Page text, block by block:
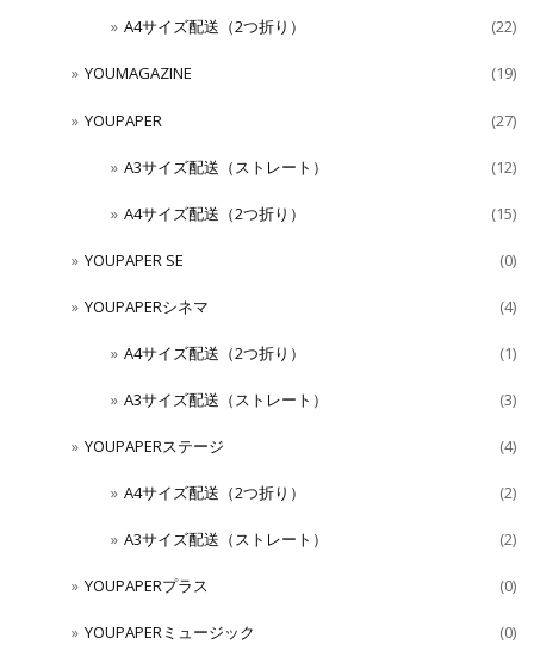
A4サイズ配送（2つ折り） (22)
YOUMAGAZINE (19)
YOUPAPER (27)
A3サイズ配送（ストレート） (12)
A4サイズ配送（2つ折り） (15)
YOUPAPER SE (0)
YOUPAPERシネマ (4)
A4サイズ配送（2つ折り） (1)
A3サイズ配送（ストレート） (3)
YOUPAPERステージ (4)
A4サイズ配送（2つ折り） (2)
A3サイズ配送（ストレート） (2)
YOUPAPERプラス (0)
YOUPAPERミュージック (0)